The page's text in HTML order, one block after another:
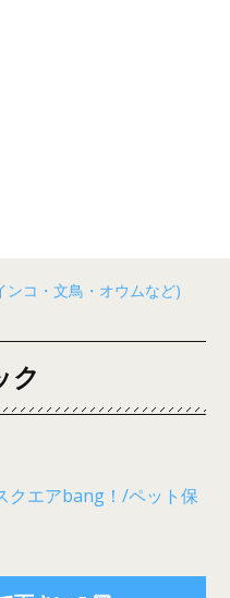
ンコ・文鳥・オウムなど)
ク
クエアbang！/ペット保